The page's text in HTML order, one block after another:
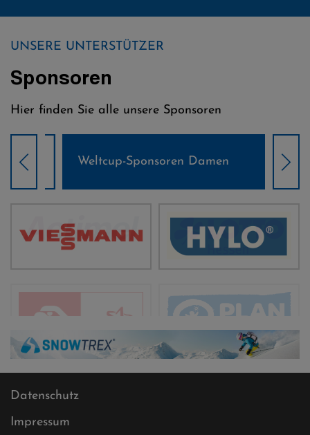
UNSERE UNTERSTÜTZER
Sponsoren
Hier finden Sie alle unsere Sponsoren
Weltcup-Sponsoren Damen